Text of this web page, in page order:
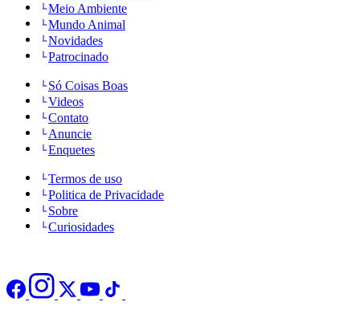
Meio Ambiente
Mundo Animal
Novidades
Patrocinado
Só Coisas Boas
Videos
Contato
Anuncie
Enquetes
Termos de uso
Politica de Privacidade
Sobre
Curiosidades